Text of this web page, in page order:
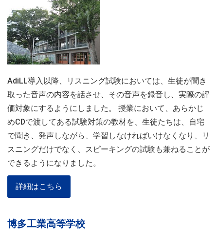
AdiLL導入以降、リスニング試験においては、生徒が聞き
取った音声の内容を話させ、その音声を録音し、実際の評
価対象にするようにしました。 授業において、あらかじ
めCDで渡してある試験対策の教材を、生徒たちは、自宅
で聞き、発声しながら、学習しなければいけなくなり、リ
スニングだけでなく、スピーキングの試験も兼ねることが
できるようになりました。
詳細はこちら
博多工業高等学校